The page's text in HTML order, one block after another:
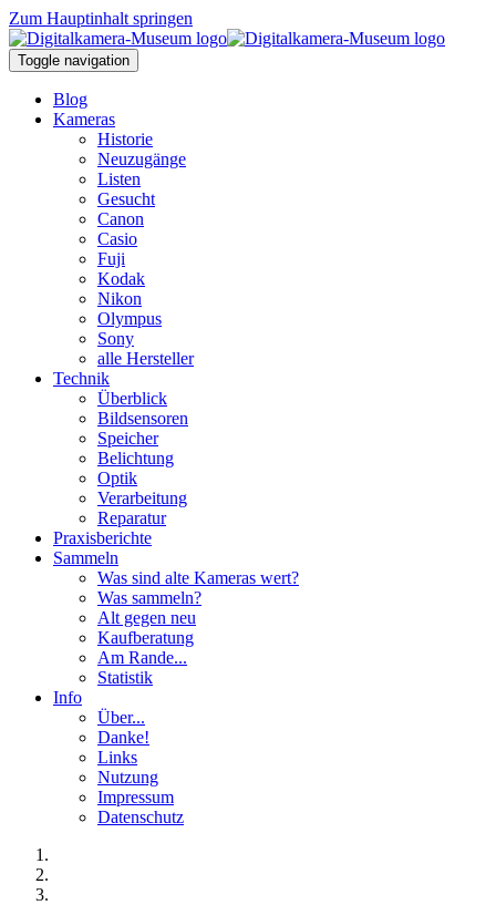
Zum Hauptinhalt springen
Toggle navigation
Blog
Kameras
Historie
Neuzugänge
Listen
Gesucht
Canon
Casio
Fuji
Kodak
Nikon
Olympus
Sony
alle Hersteller
Technik
Überblick
Bildsensoren
Speicher
Belichtung
Optik
Verarbeitung
Reparatur
Praxisberichte
Sammeln
Was sind alte Kameras wert?
Was sammeln?
Alt gegen neu
Kaufberatung
Am Rande...
Statistik
Info
Über...
Danke!
Links
Nutzung
Impressum
Datenschutz